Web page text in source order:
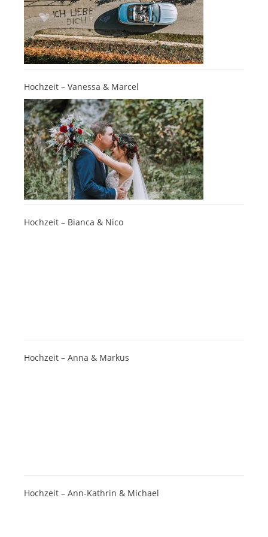
Hochzeit – Vanessa & Marcel
Hochzeit – Bianca & Nico
Hochzeit – Anna & Markus
Hochzeit – Ann-Kathrin & Michael